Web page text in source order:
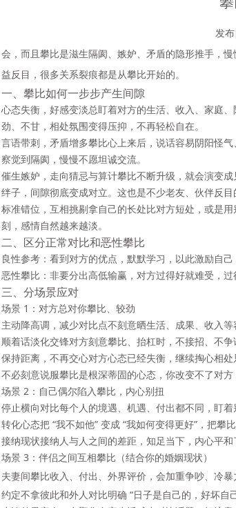
发
会，而且攀比是滋生隔阂、嫉妒、矛盾的隐形推手，
益反目，很多关系裂痕都是从攀比开始的。
一、攀比如何一步步产生间隙
心态失衡，好感变淡总盯着对方的生活、收入、家庭
劲、不甘，相处氛围变得压抑，不再轻松自在。
言语带刺，矛盾增多攀比心上来后，说话容易阴阳怪
察觉到隔阂，慢慢不愿坦诚交流。
催生嫉妒，走向猜忌与算计攀比不断升级，就会演变成
绊子，间隙彻底变成对立。这也是不少老友、伙伴反目
标准错位，互相挑剔拿自己的长处比对方短处，或是
刻，感情自然越来越淡。
二、区分正常对比和恶性攀比
良性参考：看到对方的优点，默默学习，以此激励自
恶性攀比 ：非要分出高低输赢，对方过得好就难受，
三、分场景应对
场景 1：对方总对你攀比、较劲
主动降高调，减少对比点不刻意晒生活、成果、收入
顺着话淡化交锋对方刻意攀比、抬杠时，不接招、不
保持距离，不再交心对方心态已经失衡，继续掏心相
不必刻意说服攀比是根深蒂固的心态，你改变不了对方
场景 2：自己偶尔陷入攀比，内心别扭
停止横向对比每个人的境遇、机遇、付出都不同，盯
转化心态把 “我不如他” 变成 “我如何变得更好”，把攀
接纳现状接纳人与人之间的差距，知足当下，内心平和
场景 3：伴侣之间互相攀比（结合你的婚姻现状）
夫妻间攀比收入、付出、外界评价，会加重争吵、冷暴
约定不拿彼此和外人对比明确 “日子是自己的，好坏自